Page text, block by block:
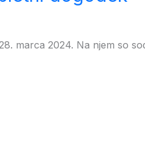
marca 2024. Na njem so